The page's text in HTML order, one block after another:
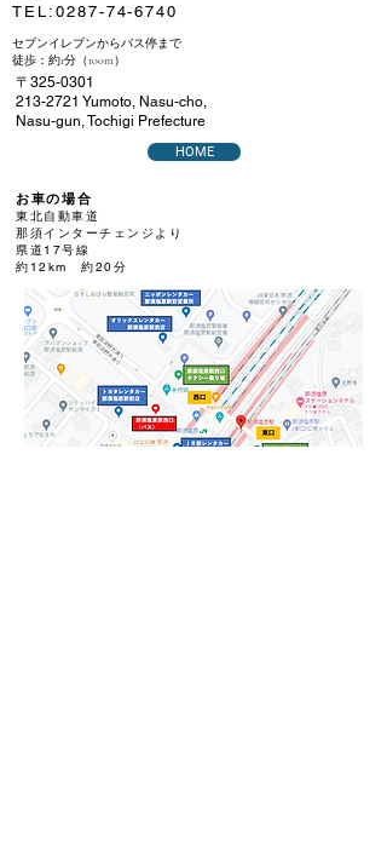
​TEL: 0287-74-6740
セブンイレブンからバス停まで
徒歩：約1分（100m）
〒325-0301
213-2721 Yumoto, Nasu-cho,
Nasu-gun, Tochigi Prefecture
HOME
お車の場合
東北自動車道
那須インターチェンジより
県道17号線
約12km 約20分